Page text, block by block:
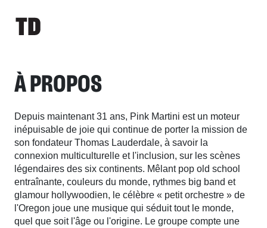
À PROPOS
Depuis maintenant 31 ans, Pink Martini est un moteur
inépuisable de joie qui continue de porter la mission de
son fondateur Thomas Lauderdale, à savoir la
connexion multiculturelle et l'inclusion, sur les scènes
légendaires des six continents. Mêlant pop old school
entraînante, couleurs du monde, rythmes big band et
glamour hollywoodien, le célèbre « petit orchestre » de
l'Oregon joue une musique qui séduit tout le monde,
quel que soit l'âge ou l'origine. Le groupe compte une